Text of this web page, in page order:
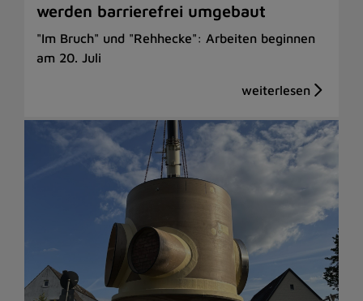
werden barrierefrei umgebaut
"Im Bruch" und "Rehhecke": Arbeiten beginnen
am 20. Juli